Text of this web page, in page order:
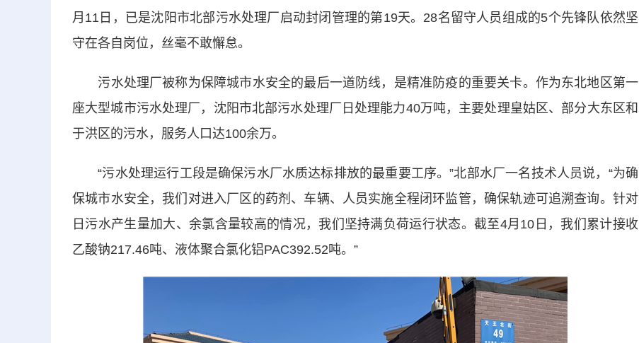
月11日，已是沈阳市北部污水处理厂启动封闭管理的第19天。28名留守人员组成的5个先锋队依然坚
守在各自岗位，丝毫不敢懈怠。
污水处理厂被称为保障城市水安全的最后一道防线，是精准防疫的重要关卡。作为东北地区第一
座大型城市污水处理厂，沈阳市北部污水处理厂日处理能力40万吨，主要处理皇姑区、部分大东区和
于洪区的污水，服务人口达100余万。
“污水处理运行工段是确保污水厂水质达标排放的最重要工序。”北部水厂一名技术人员说，“为确
保城市水安全，我们对进入厂区的药剂、车辆、人员实施全程闭环监管，确保轨迹可追溯查询。针对
日污水产生量加大、余氯含量较高的情况，我们坚持满负荷运行状态。截至4月10日，我们累计接收
乙酸钠217.46吨、液体聚合氯化铝PAC392.52吨。”